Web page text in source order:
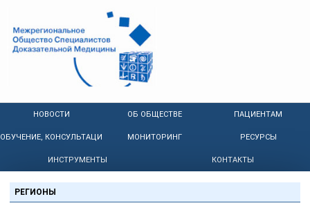
НОВОСТИ ОБ ОБЩЕСТВЕ ПАЦИЕНТАМ
ОБУЧЕНИЕ, КОНСУЛЬТАЦИИ МОНИТОРИНГ РЕСУРСЫ
ИНСТРУМЕНТЫ КОНТАКТЫ
РЕГИОНЫ